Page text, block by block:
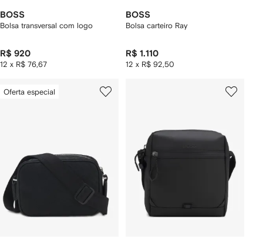
BOSS
Bolsa transversal com logo
R$ 920
12 x R$ 76,67
BOSS
Bolsa carteiro Ray
R$ 1.110
12 x R$ 92,50
Oferta especial